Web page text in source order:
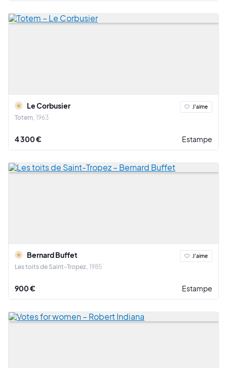
Le Corbusier
Totem 1963
J'aime
4 300 € Estampe
Bernard Buffet
Les toits de Saint-Tropez 1985
J'aime
900 € Estampe